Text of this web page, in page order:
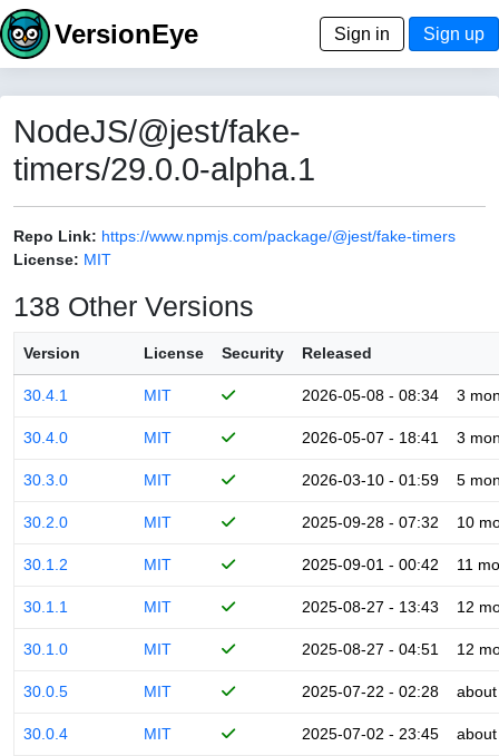
VersionEye Sign in Sign up
NodeJS/@jest/fake-
timers/29.0.0-alpha.1
Repo Link: https://www.npmjs.com/package/@jest/fake-timers
License: MIT
138 Other Versions
Version License Security Released
30.4.1 MIT 2026-05-08 - 08:34 3
30.4.0 MIT 2026-05-07 - 18:41 3
30.3.0 MIT 2026-03-10 - 01:59 5
30.2.0 MIT 2025-09-28 - 07:32 10
30.1.2 MIT 2025-09-01 - 00:42 11
30.1.1 MIT 2025-08-27 - 13:43 12
30.1.0 MIT 2025-08-27 - 04:51 12
30.0.5 MIT 2025-07-22 - 02:28
30.0.4 MIT 2025-07-02 - 23:45